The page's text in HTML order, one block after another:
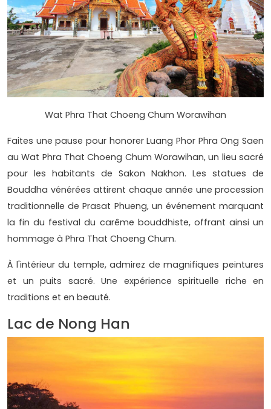
Wat Phra That Choeng Chum Worawihan
Faites une pause pour honorer Luang Phor Phra Ong Saen
au Wat Phra That Choeng Chum Worawihan, un lieu sacré
pour les habitants de Sakon Nakhon. Les statues de
Bouddha vénérées attirent chaque année une procession
traditionnelle de Prasat Phueng, un événement marquant
la fin du festival du carême bouddhiste, offrant ainsi un
hommage à Phra That Choeng Chum.
À l'intérieur du temple, admirez de magnifiques peintures
et un puits sacré. Une expérience spirituelle riche en
traditions et en beauté.
Lac de Nong Han